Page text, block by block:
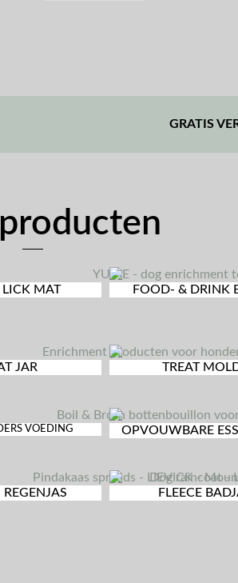
GRATIS
LICK MAT FOOD- & DRINK
JAR TREAT
VOEDING OPVOUWBARE
FLEECE